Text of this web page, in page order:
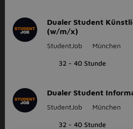
Dualer Student
(w/m/x)
StudentJob München
32 - 40 Stunde
Dualer Student
StudentJob München
32 - 40 Stunde